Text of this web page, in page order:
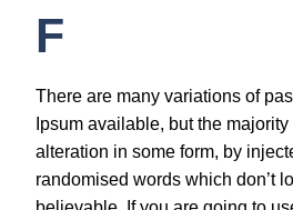
F
There are many variations of
Ipsum available, but the
alteration in some form, by
randomised words which don’t